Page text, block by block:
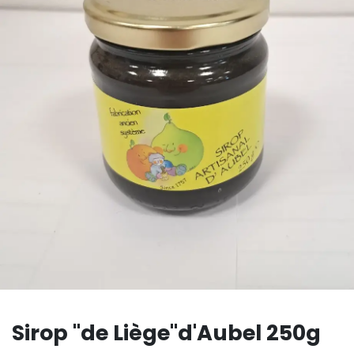
Sirop "de Liège"d'Aubel 250g